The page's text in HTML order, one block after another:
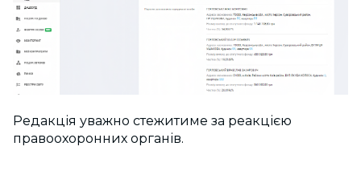
Редакція уважно стежитиме за реакцією
правоохоронних органів.